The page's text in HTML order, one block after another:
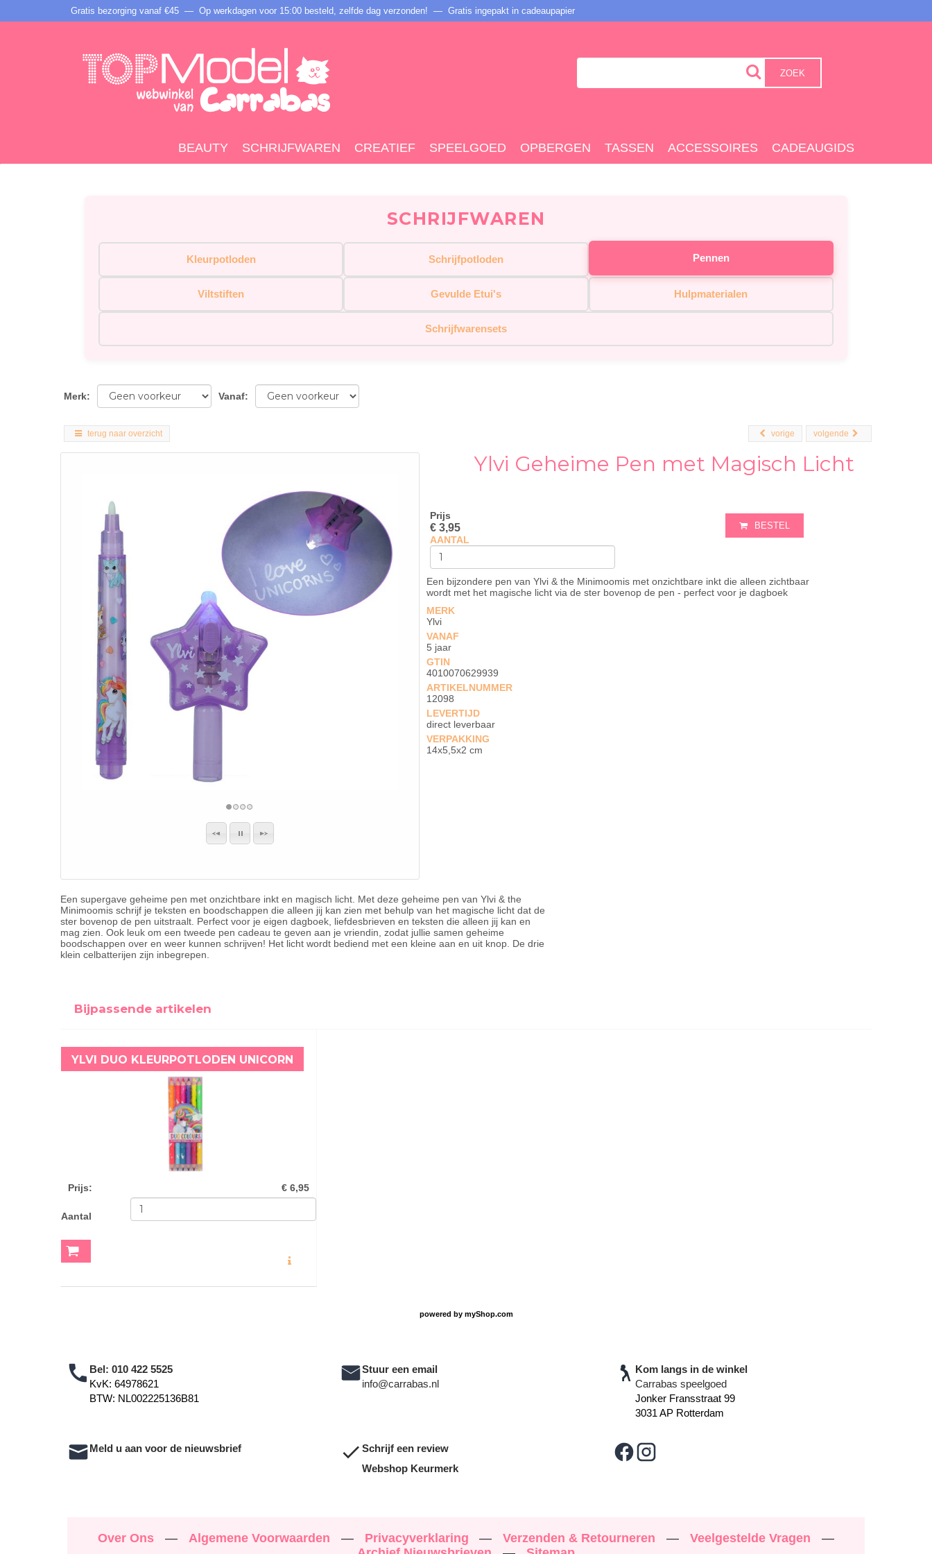
Gratis bezorging vanaf €45 — Op werkdagen voor 15:00 besteld, zelfde dag verzonden! — Gratis ingepakt in cadeaupapier
ZOEK
BEAUTY SCHRIJFWAREN CREATIEF SPEELGOED OPBERGEN TASSEN ACCESSOIRES CADEAUGIDS
SCHRIJFWAREN
Kleurpotloden Schrijfpotloden Pennen
Viltstiften Gevulde Etui's Hulpmaterialen
Schrijfwarensets
Merk: Vanaf:
terug naar overzicht volgende
vorige
Ylvi Geheime Pen met Magisch Licht
Prijs
€ 3,95
AANTAL
BESTEL
Een bijzondere pen van Ylvi & the Minimoomis met onzichtbare inkt die alleen zichtbaar
wordt met het magische licht via de ster bovenop de pen - perfect voor je dagboek
MERK
Ylvi
VANAF
5 jaar
GTIN
4010070629939
ARTIKELNUMMER
12098
LEVERTIJD
direct leverbaar
VERPAKKING
14x5,5x2 cm
Een supergave geheime pen met onzichtbare inkt en magisch licht. Met deze geheime pen van Ylvi & the
Minimoomis schrijf je teksten en boodschappen die alleen jij kan zien met behulp van het magische licht dat de
ster bovenop de pen uitstraalt. Perfect voor je eigen dagboek, liefdesbrieven en teksten die alleen jij kan en
mag zien. Ook leuk om een tweede pen cadeau te geven aan je vriendin, zodat jullie samen geheime
boodschappen over en weer kunnen schrijven! Het licht wordt bediend met een kleine aan en uit knop. De drie
klein celbatterijen zijn inbegrepen.
Bijpassende artikelen
YLVI DUO KLEURPOTLODEN UNICORN
Prijs: € 6,95
Aantal
powered by myShop.com
Bel: 010 422 5525
KvK: 64978621
BTW: NL002225136B81
Stuur een email
info@carrabas.nl
Kom langs in de winkel
Carrabas speelgoed
Jonker Fransstraat 99
3031 AP Rotterdam
Meld u aan voor de nieuwsbrief
Schrijf een review
Webshop Keurmerk
Over Ons — Algemene Voorwaarden — Privacyverklaring — Verzenden & Retourneren — Veelgestelde Vragen
—